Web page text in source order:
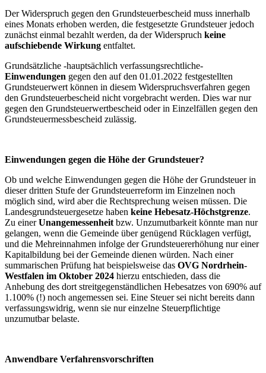
Der Widerspruch gegen den Grundsteuerbescheid muss innerhalb
eines Monats erhoben werden, die festgesetzte Grundsteuer jedoch
zunächst einmal bezahlt werden, da der Widerspruch keine
aufschiebende Wirkung entfaltet.
Grundsätzliche -hauptsächlich verfassungsrechtliche-
Einwendungen gegen den auf den 01.01.2022 festgestellten
Grundsteuerwert können in diesem Widerspruchsverfahren gegen
den Grundsteuerbescheid nicht vorgebracht werden. Dies war nur
gegen den Grundsteuerwertbescheid oder in Einzelfällen gegen den
Grundsteuermessbescheid zulässig.
Einwendungen gegen die Höhe der Grundsteuer?
Ob und welche Einwendungen gegen die Höhe der Grundsteuer in
dieser dritten Stufe der Grundsteuerreform im Einzelnen noch
möglich sind, wird aber die Rechtsprechung weisen müssen. Die
Landesgrundsteuergesetze haben keine Hebesatz-Höchstgrenze.
Zu einerUnangemessenheit bzw. Unzumutbarkeit könnte man nur
gelangen, wenn die Gemeinde über genügend Rücklagen verfügt,
und die Mehreinnahmen infolge der Grundsteuererhöhung nur einer
Kapitalbildung bei der Gemeinde dienen würden. Nach einer
summarischen Prüfung hat beispielsweise das OVG Nordrhein-
Westfalen im Oktober 2024 hierzu entschieden, dass die
Anhebung des dort streitgegenständlichen Hebesatzes von 690% auf
1.100% (!) noch angemessen sei. Eine Steuer sei nicht bereits dann
verfassungswidrig, wenn sie nur einzelne Steuerpflichtige
unzumutbar belaste.
Anwendbare Verfahrensvorschriften